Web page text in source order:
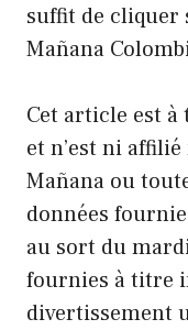
suffit de cliquer
Mañana
Cet article est
et n’est ni
Mañana ou
données
au sort du
fournies à titre
divertissement